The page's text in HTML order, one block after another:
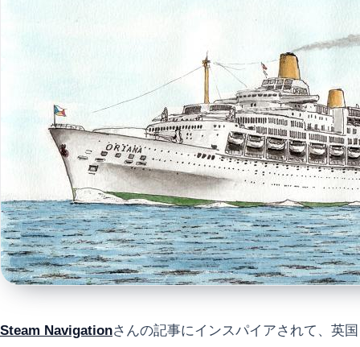
Steam Navigationさんの記事にインスパイアされて、英国